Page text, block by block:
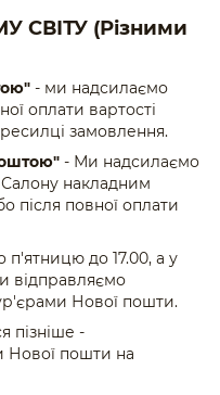
СВІТУ (Різними
- ми надсилаємо
оплати вартості
замовлення.
- Ми надсилаємо
накладним
після повної оплати
п'ятницю до 17.00, а у
відправляємо
Нової пошти.
пізніше -
Нової пошти на